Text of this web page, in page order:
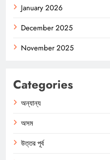
January 2026
December 2025
November 2025
Categories
অন্যান্য
অসম
উত্তর পূর্ব